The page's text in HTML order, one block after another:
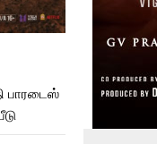
பாரடைஸ்